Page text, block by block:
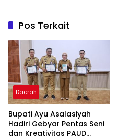
Pos Terkait
Daerah
Bupati Ayu Asalasiyah
Hadiri Gebyar Pentas Seni
dan Kreativitas PAUD